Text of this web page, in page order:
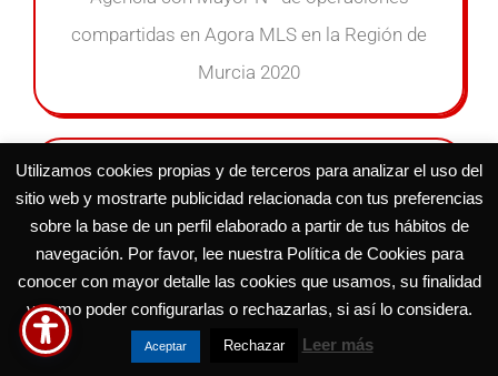
compartidas en Agora MLS en la Región de
Murcia 2020
Premio Búho de Plata 2020
Premio otorgado por ser la segunda
Utilizamos cookies propias y de terceros para analizar el uso del
sitio web y mostrarte publicidad relacionada con tus preferencias
sobre la base de un perfil elaborado a partir de tus hábitos de
navegación. Por favor, lee nuestra Política de Cookies para
conocer con mayor detalle las cookies que usamos, su finalidad
y como poder configurarlas o rechazarlas, si así lo considera.
Aceptar Rechazar Leer más